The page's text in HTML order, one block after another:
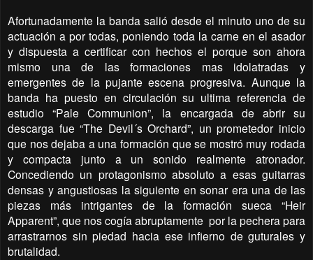
Afortunadamente la banda salió desde el minuto uno de su
actuación a por todas, poniendo toda la carne en el asador
y dispuesta a certificar con hechos el porque son ahora
mismo una de las formaciones mas idolatradas y
emergentes de la pujante escena progresiva. Aunque la
banda ha puesto en circulación su ultima referencia de
estudio “Pale Communion”, la encargada de abrir su
descarga fue “The Devil´s Orchard”, un prometedor inicio
que nos dejaba a una formación que se mostró muy rodada
y compacta junto a un sonido realmente atronador.
Concediendo un protagonismo absoluto a esas guitarras
densas y angustiosas la siguiente en sonar era una de las
piezas más intrigantes de la formación sueca “Heir
Apparent”, que nos cogía abruptamente por la pechera para
arrastrarnos sin piedad hacia ese infierno de guturales y
brutalidad.